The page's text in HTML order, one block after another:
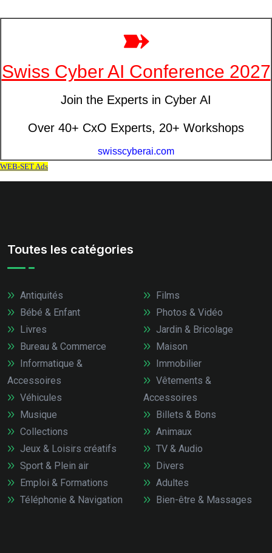
Toutes les catégories
Antiquités
Bébé & Enfant
Livres
Bureau & Commerce
Informatique &
Accessoires
Véhicules
Films
Photos & Vidéo
Jardin & Bricolage
Maison
Immobilier
Vêtements &
Accessoires
Musique
Collections
Jeux & Loisirs créatifs
Sport & Plein air
Emploi & Formations
Téléphonie & Navigation
Billets & Bons
Animaux
TV & Audio
Divers
Adultes
Bien-être & Massages